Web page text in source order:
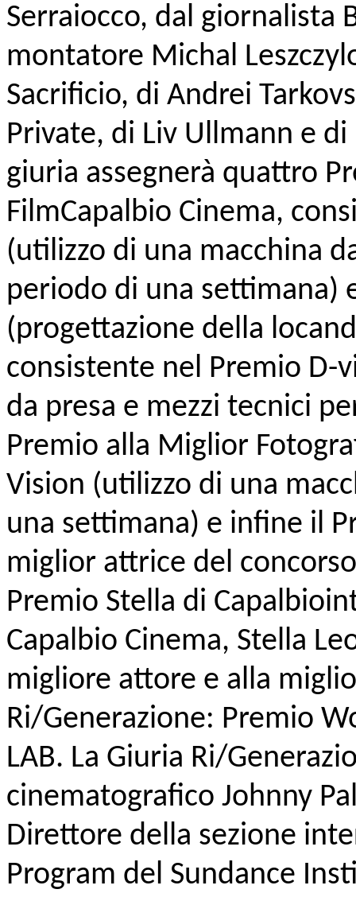
Serraiocco, dal giornalista
montatore Michal
Sacrificio, di Andrei
Private, di Liv Ullmann e
giuria assegnerà quattro
FilmCapalbio Cinema,
(utilizzo di una macchina
periodo di una settimana)
(progettazione della
consistente nel Premio D-
da presa e mezzi tecnici
Premio alla Miglior
Vision (utilizzo di una
una settimana) e infine il
miglior attrice del
Premio Stella di
Capalbio Cinema, Stella
migliore attore e alla
Ri/Generazione: Premio
LAB. La Giuria Ri/
cinematografico Johnny
Direttore della sezione
Program del Sundance